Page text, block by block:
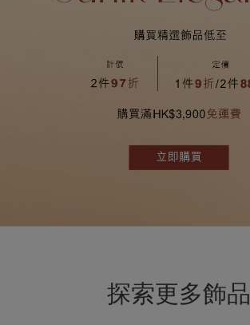
探索更多飾品